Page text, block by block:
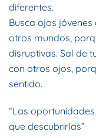
diferentes.
Busca ojos jóvenes
otros mundos,
disruptivas. Sal de
con otros ojos,
sentido.
“Las
que descubrirlas”